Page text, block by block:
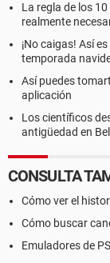
La regla de los
realmente
¡No caigas! Así
temporada
Así puedes
aplicación
Los científicos
antigüedad en
CONSULTA
Cómo ver el
Cómo buscar
Emuladores de